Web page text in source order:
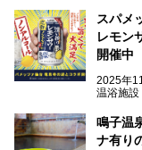
を利用
注目の
特筆すべ
エーショ
温泉郷の
力は折
の全貌を
スパメ
レモン
開催中
2025年
温浴施設
「サッポ
配布しま
ルサワー
鳴子温
ナ有り